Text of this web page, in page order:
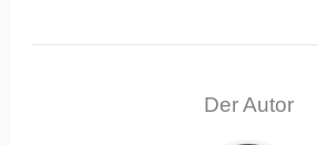
Der Autor